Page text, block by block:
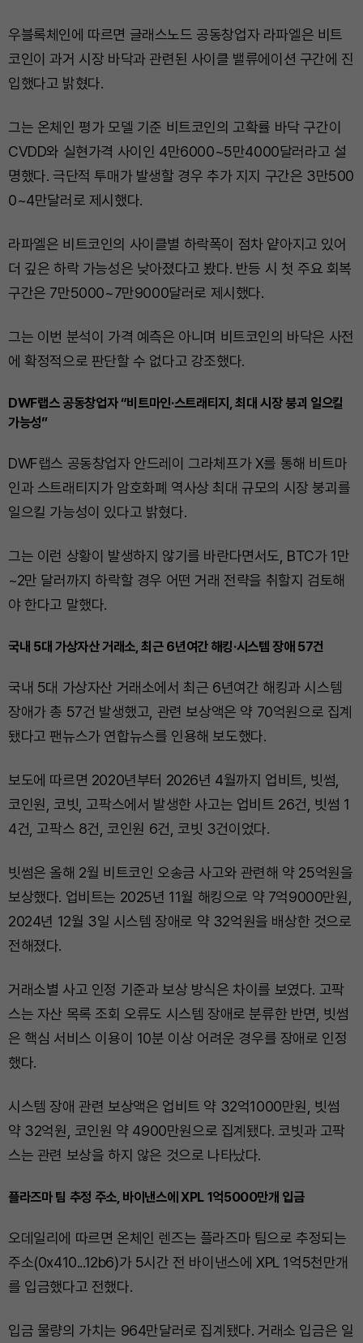
우블록체인에 따르면 글래스노드 공동창업자 라파엘은 비트
코인이 과거 시장 바닥과 관련된 사이클 밸류에이션 구간에 진
입했다고 밝혔다.
그는 온체인 평가 모델 기준 비트코인의 고확률 바닥 구간이
CVDD와 실현가격 사이인 4만6000~5만4000달러라고 설
명했다. 극단적 투매가 발생할 경우 추가 지지 구간은 3만500
0~4만달러로 제시했다.
라파엘은 비트코인의 사이클별 하락폭이 점차 얕아지고 있어
더 깊은 하락 가능성은 낮아졌다고 봤다. 반등 시 첫 주요 회복
구간은 7만5000~7만9000달러로 제시했다.
그는 이번 분석이 가격 예측은 아니며 비트코인의 바닥은 사전
에 확정적으로 판단할 수 없다고 강조했다.
DWF랩스 공동창업자 “비트마인·스트래티지, 최대 시장 붕괴 일으킬
가능성”
DWF랩스 공동창업자 안드레이 그라체프가 X를 통해 비트마
인과 스트래티지가 암호화폐 역사상 최대 규모의 시장 붕괴를
일으킬 가능성이 있다고 밝혔다.
그는 이런 상황이 발생하지 않기를 바란다면서도, BTC가 1만
~2만 달러까지 하락할 경우 어떤 거래 전략을 취할지 검토해
야 한다고 말했다.
국내 5대 가상자산 거래소, 최근 6년여간 해킹·시스템 장애 57건
국내 5대 가상자산 거래소에서 최근 6년여간 해킹과 시스템
장애가 총 57건 발생했고, 관련 보상액은 약 70억원으로 집계
됐다고 팬뉴스가 연합뉴스를 인용해 보도했다.
보도에 따르면 2020년부터 2026년 4월까지 업비트, 빗썸,
코인원, 코빗, 고팍스에서 발생한 사고는 업비트 26건, 빗썸 1
4건, 고팍스 8건, 코인원 6건, 코빗 3건이었다.
빗썸은 올해 2월 비트코인 오송금 사고와 관련해 약 25억원을
보상했다. 업비트는 2025년 11월 해킹으로 약 7억9000만원,
2024년 12월 3일 시스템 장애로 약 32억원을 배상한 것으로
전해졌다.
거래소별 사고 인정 기준과 보상 방식은 차이를 보였다. 고팍
스는 자산 목록 조회 오류도 시스템 장애로 분류한 반면, 빗썸
은 핵심 서비스 이용이 10분 이상 어려운 경우를 장애로 인정
했다.
시스템 장애 관련 보상액은 업비트 약 32억1000만원, 빗썸
약 32억원, 코인원 약 4900만원으로 집계됐다. 코빗과 고팍
스는 관련 보상을 하지 않은 것으로 나타났다.
플라즈마 팀 추정 주소, 바이낸스에 XPL 1억5000만개 입금
오데일리에 따르면 온체인 렌즈는 플라즈마 팀으로 추정되는
주소(0x410...12b6)가 5시간 전 바이낸스에 XPL 1억5천만개
를 입금했다고 전했다.
입금 물량의 가치는 964만달러로 집계됐다. 거래소 입금은 일